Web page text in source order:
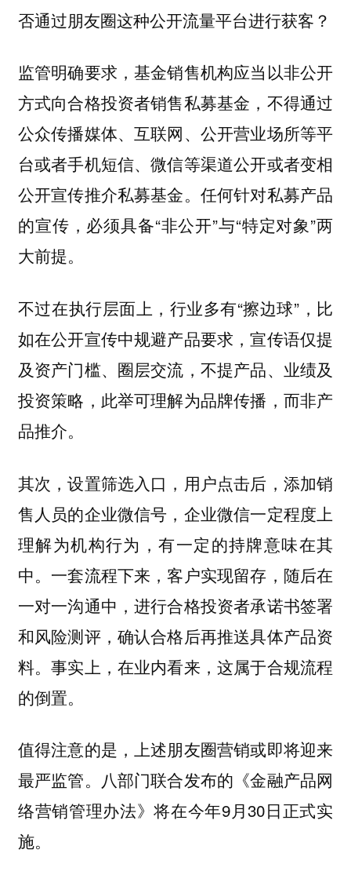
否通过朋友圈这种公开流量平台进行获客？
监管明确要求，基金销售机构应当以非公开
方式向合格投资者销售私募基金，不得通过
公众传播媒体、互联网、公开营业场所等平
台或者手机短信、微信等渠道公开或者变相
公开宣传推介私募基金。任何针对私募产品
的宣传，必须具备“非公开”与“特定对象”两
大前提。
不过在执行层面上，行业多有“擦边球”，比
如在公开宣传中规避产品要求，宣传语仅提
及资产门槛、圈层交流，不提产品、业绩及
投资策略，此举可理解为品牌传播，而非产
品推介。
其次，设置筛选入口，用户点击后，添加销
售人员的企业微信号，企业微信一定程度上
理解为机构行为，有一定的持牌意味在其
中。一套流程下来，客户实现留存，随后在
一对一沟通中，进行合格投资者承诺书签署
和风险测评，确认合格后再推送具体产品资
料。事实上，在业内看来，这属于合规流程
的倒置。
值得注意的是，上述朋友圈营销或即将迎来
最严监管。八部门联合发布的《金融产品网
络营销管理办法》将在今年9月30日正式实
施。